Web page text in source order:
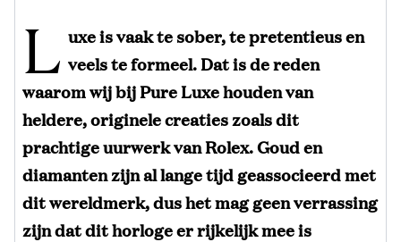
L uxe is vaak te sober, te pretentieus en
veels te formeel. Dat is de reden
waarom wij bij Pure Luxe houden van
heldere, originele creaties zoals dit
prachtige uurwerk van Rolex. Goud en
diamanten zijn al lange tijd geassocieerd met
dit wereldmerk, dus het mag geen verrassing
zijn dat dit horloge er rijkelijk mee is